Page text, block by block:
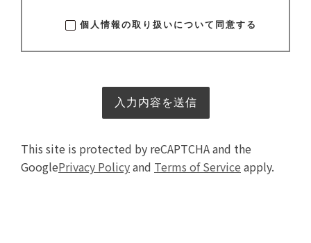
個人情報の取り扱いについて同意する
This site is protected by reCAPTCHA and the
GooglePrivacy Policyand Terms of Service apply.